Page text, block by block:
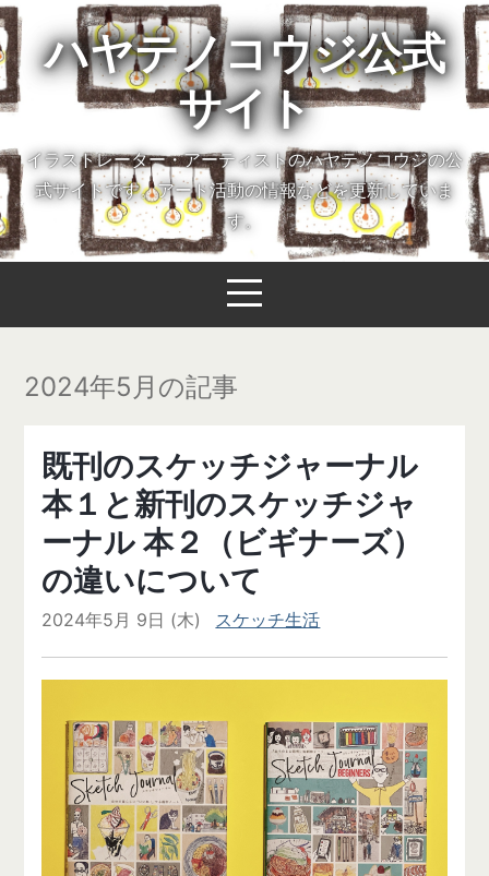
ハヤテノコウジ公式
サイト
イラストレーター・アーティストのハヤテノコウジの公
式サイトです。アート活動の情報などを更新していま
す。
2024年5月の記事
既刊のスケッチジャーナル
本１と新刊のスケッチジャ
ーナル 本２（ビギナーズ）
の違いについて
2024年5月 9日 (木) スケッチ生活